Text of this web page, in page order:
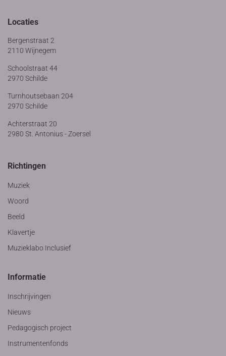
Locaties
Bergenstraat 2
2110 Wijnegem
Schoolstraat 44
2970 Schilde
Turnhoutsebaan 204
2970 Schilde
Achterstraat 20
2980 St. Antonius - Zoersel
Richtingen
Muziek
Woord
Beeld
Klavertje
Muzieklabo Inclusief
Informatie
Inschrijvingen
Nieuws
Pedagogisch project
Instrumentenfonds